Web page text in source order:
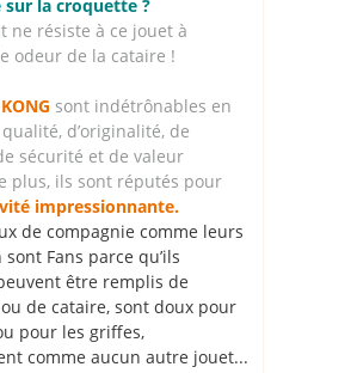
sur la croquette ?
ne résiste à ce jouet à
odeur de la cataire !
KONG sont indétrônables en
d’originalité, de
sécurité et de valeur
plus, ils sont réputés pour
impressionnante.
de compagnie comme leurs
Fans parce qu’ils
être remplis de
de cataire, sont doux pour
pour les griffes,
comme aucun autre jouet...